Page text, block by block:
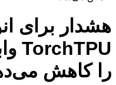
هشدار برای
را کاهش